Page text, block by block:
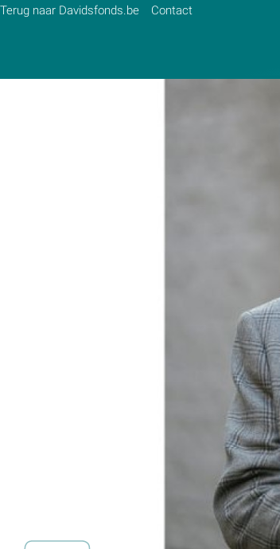
Terug naar Davidsfonds.be Contact